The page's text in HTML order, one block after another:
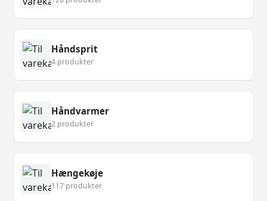
Håndsprit
4 produkter
Håndvarmer
2 produkter
Hængekøje
117 produkter